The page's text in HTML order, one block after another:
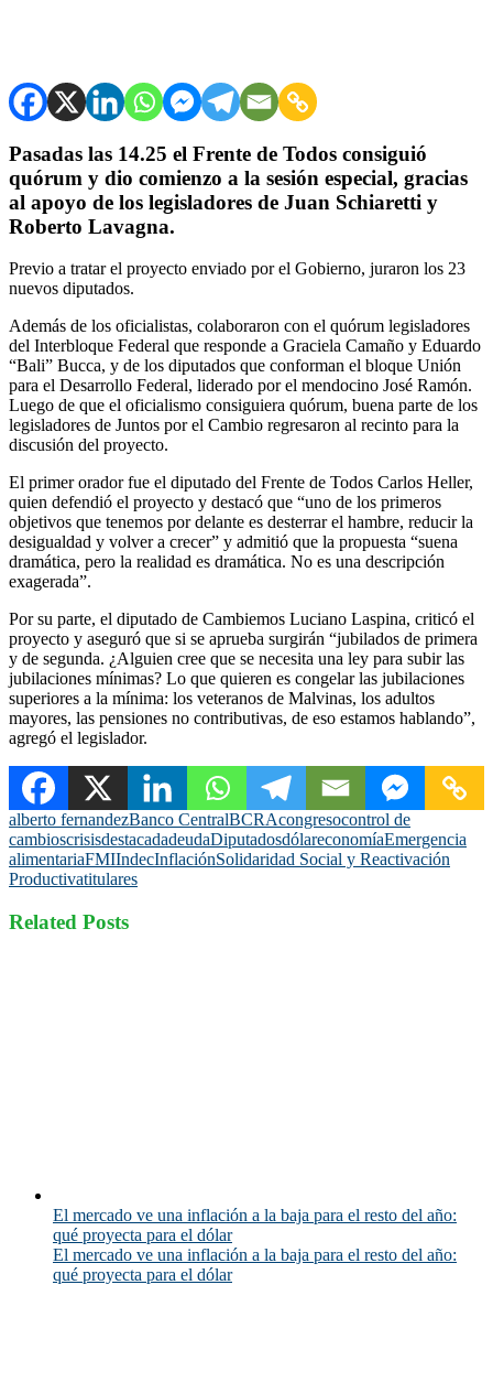
Pasadas las 14.25 el Frente de Todos consiguió
quórum y dio comienzo a la sesión especial, gracias
al apoyo de los legisladores de Juan Schiaretti y
Roberto Lavagna.
Previo a tratar el proyecto enviado por el Gobierno, juraron los 23
nuevos diputados.
Además de los oficialistas, colaboraron con el quórum legisladores
del Interbloque Federal que responde a Graciela Camaño y Eduardo
“Bali” Bucca, y de los diputados que conforman el bloque Unión
para el Desarrollo Federal, liderado por el mendocino José Ramón.
Luego de que el oficialismo consiguiera quórum, buena parte de los
legisladores de Juntos por el Cambio regresaron al recinto para la
discusión del proyecto.
El primer orador fue el diputado del Frente de Todos Carlos Heller,
quien defendió el proyecto y destacó que “uno de los primeros
objetivos que tenemos por delante es desterrar el hambre, reducir la
desigualdad y volver a crecer” y admitió que la propuesta “suena
dramática, pero la realidad es dramática. No es una descripción
exagerada”.
Por su parte, el diputado de Cambiemos Luciano Laspina, criticó el
proyecto y aseguró que si se aprueba surgirán “jubilados de primera
y de segunda. ¿Alguien cree que se necesita una ley para subir las
jubilaciones mínimas? Lo que quieren es congelar las jubilaciones
superiores a la mínima: los veteranos de Malvinas, los adultos
mayores, las pensiones no contributivas, de eso estamos hablando”,
agregó el legislador.
alberto fernandezBanco CentralBCRAcongresocontrol de
cambioscrisisdestacadadeudaDiputadosdólareconomíaEmergencia
alimentariaFMIIndecInflaciónSolidaridad Social y Reactivación
Productivatitulares
Related Posts
El mercado ve una inflación a la baja para el resto del año:
qué proyecta para el dólar
El mercado ve una inflación a la baja para el resto del año:
qué proyecta para el dólar